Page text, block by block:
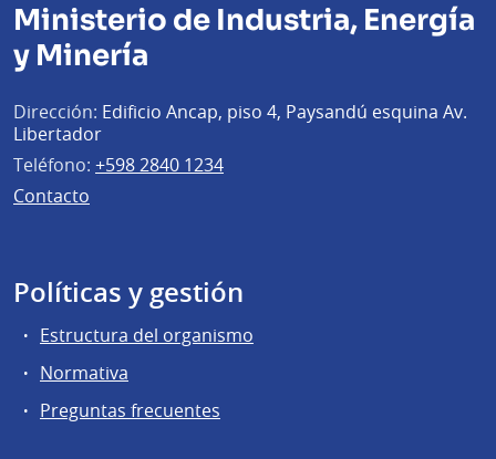
Ministerio de Industria, Energía
y Minería
Dirección: Edificio Ancap, piso 4, Paysandú esquina Av.
Libertador
Teléfono: +598 2840 1234
Contacto
Políticas y gestión
Estructura del organismo
Normativa
Preguntas frecuentes